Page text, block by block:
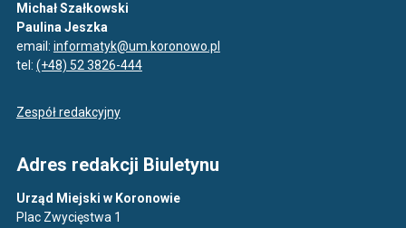
Michał Szałkowski
Paulina Jeszka
email: informatyk@um.koronowo.pl
tel: (+48) 52 3826-444
Zespół redakcyjny
Adres redakcji Biuletynu
Urząd Miejski w Koronowie
Plac Zwycięstwa 1